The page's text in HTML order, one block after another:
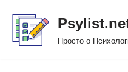
Перейти
Просто о